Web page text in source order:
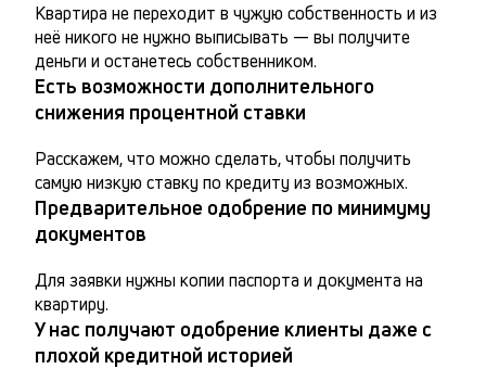
Квартира не переходит в чужую собственность и из
неё никого не нужно выписывать — вы получите
деньги и останетесь собственником.
Есть возможности дополнительного
снижения процентной ставки
Расскажем, что можно сделать, чтобы получить
самую низкую ставку по кредиту из возможных.
Предварительное одобрение по минимуму
документов
Для заявки нужны копии паспорта и документа на
квартиру.
У нас получают одобрение клиенты даже с
плохой кредитной историей